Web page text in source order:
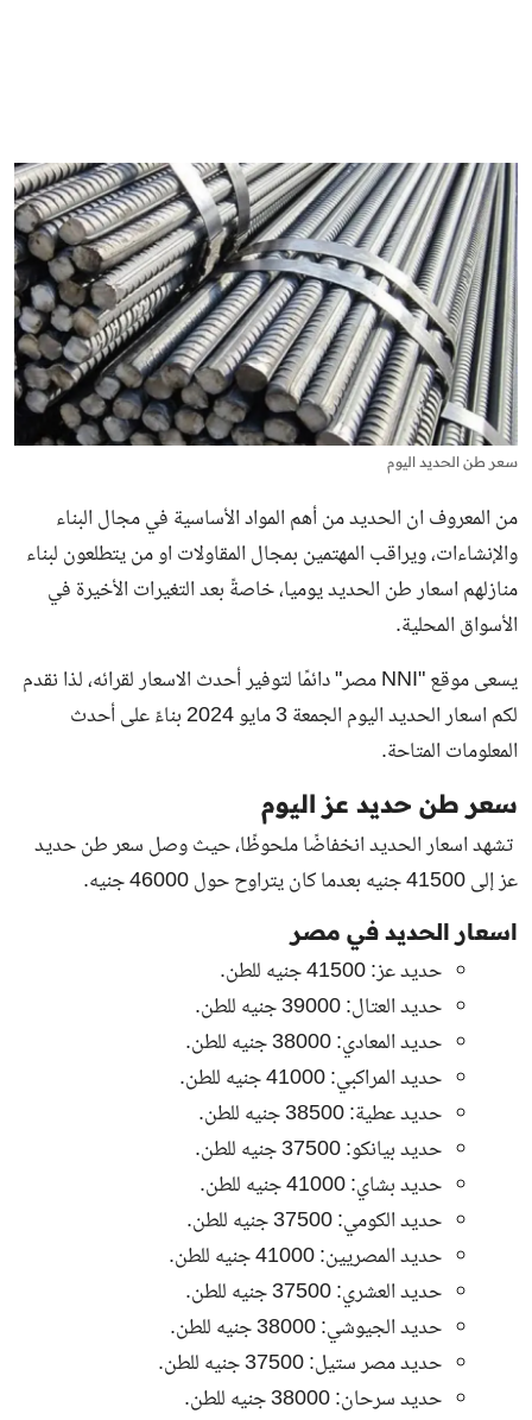
سعر طن الحديد اليوم
من المعروف ان الحديد من أهم المواد الأساسية في مجال البناء
والإنشاءات، ويراقب المهتمين بمجال المقاولات او من يتطلعون لبناء
منازلهم اسعار طن الحديد يوميا، خاصةً بعد التغيرات الأخيرة في
الأسواق المحلية.
يسعى موقع "NNI مصر" دائمًا لتوفير أحدث الاسعار لقرائه، لذا نقدم
لكم اسعار الحديد اليوم
الجمعة 3 مايو 2024 بناءً على أحدث
المعلومات المتاحة.
سعر طن حديد عز اليوم
تشهداسعار الحديدانخفاضًا ملحوظًا، حيث وصل سعر طن حديد
عز إلى 41500 جنيه بعدما كان يتراوح حول 46000 جنيه.
اسعار الحديد في مصر
حديد عز: 41500 جنيه للطن.
حديد العتال: 39000 جنيه للطن.
حديد المعادي: 38000 جنيه للطن.
حديد المراكبي: 41000 جنيه للطن.
حديد عطية: 38500 جنيه للطن.
حديد بيانكو: 37500 جنيه للطن.
حديد بشاي: 41000 جنيه للطن.
حديد الكومي: 37500 جنيه للطن.
حديد المصريين: 41000 جنيه للطن.
حديد العشري: 37500 جنيه للطن.
حديد الجيوشي: 38000 جنيه للطن.
حديد مصر ستيل: 37500 جنيه للطن.
حديد سرحان: 38000 جنيه للطن.